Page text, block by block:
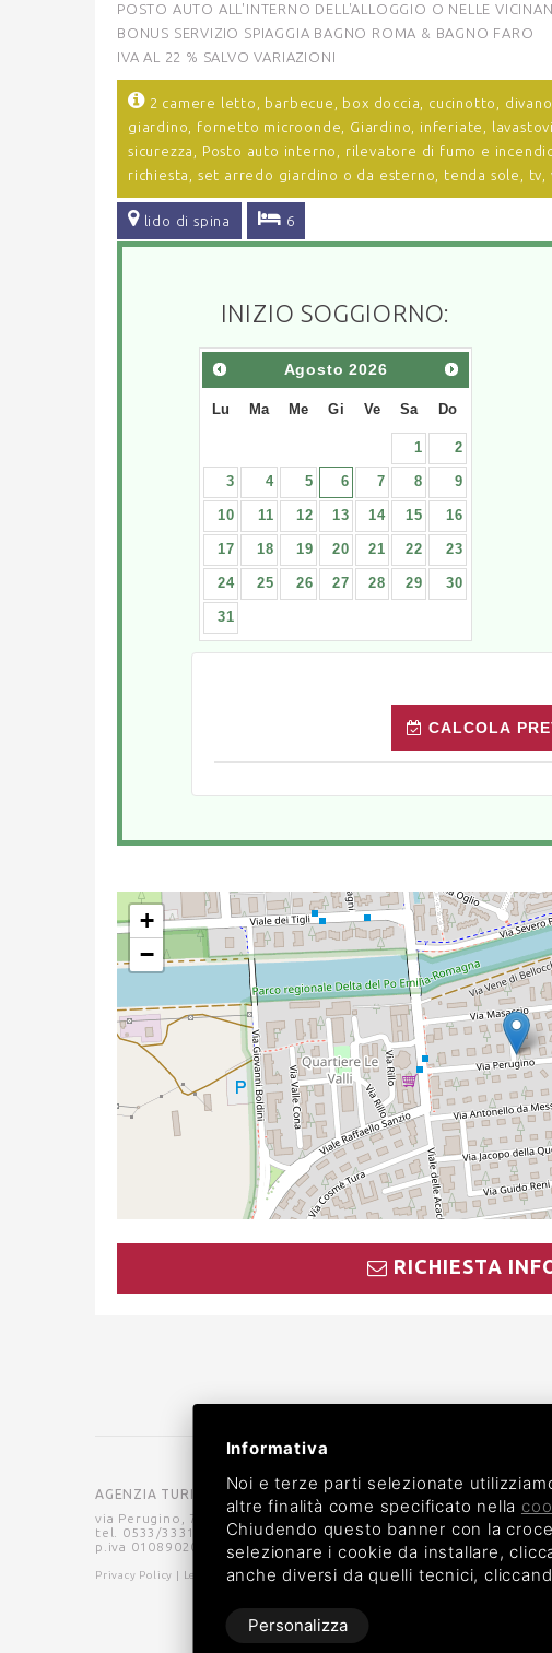
POSTO AUTO ALL'INTERNO DELL'ALLOGGIO O NELLE
BONUS SERVIZIO SPIAGGIA BAGNO ROMA & BAGNO FARO
IVA AL 22 % SALVO VARIAZIONI
2 camere letto, barbecue, box doccia, cucinotto,
giardino, fornetto microonde, Giardino, inferiate,
sicurezza, Posto auto interno, rilevatore di fumo e
richiesta, set arredo giardino o da esterno, tenda sole, tv,
lido di spina 6
INIZIO SOGGIORNO:
Agosto 2026
Lu Ma Me Gi Ve Sa Do
1 2
3 4 5 6 7 8 9
10 11 12 13 14 15 16
17 18 19 20 21 22 23
24 25 26 27 28 29 30
31
CALCOLA
+
−
RICHIESTA
AGENZIA TURISTICA MARIO
via Perugino, 7 - 44029 Lido di Spina (FE)
tel. 0533/333193 -
info@agenziaturisticamario.com
p.iva 01089020380 - CIN IT038006B4KDDJNQK5
Privacy Policy | Legal Sitemap
Informativa
Noi e terze parti selezionate
altre finalità come specificato nella
Chiudendo questo banner con la
selezionare i cookie da installare,
anche diversi da quelli tecnici,
Personalizza